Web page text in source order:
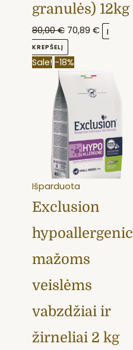
granulės) 12kg
80,00€ 70,89 €
Į
KREPŠELĮ
Sale! -18%
Išparduota
Exclusion
hypoallergenic
mažoms
veislėms
vabzdžiai ir
žirneliai 2 kg
Original
price
was:
29,20 €.
is: